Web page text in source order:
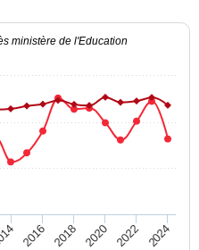
ministère de l'Education
2016 2018 2020 2022 2024